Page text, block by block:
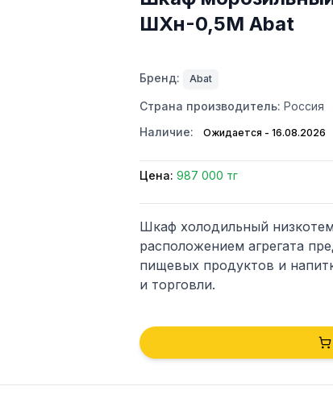
ШХн-0,5М Abat
Бренд: Abat
Страна производитель: Россия
Наличие:
Ожидается - 16.08.2026
Цена: 987 000 тг
Шкаф холодильный
расположением агрегата
пищевых продуктов и
и торговли.